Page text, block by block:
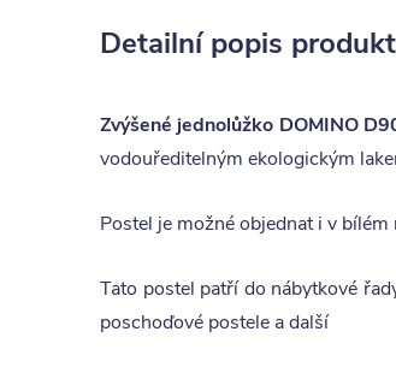
Detailní popis
Zvýšené jednolůžko DOMINO
vodouředitelným ekologickým
Postel je možné objednat i v
Tato postel patří do nábytkové
poschoďové postele a další